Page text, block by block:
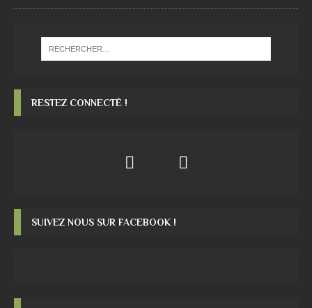
RESTEZ CONNECTÉ !
SUIVEZ NOUS SUR FACEBOOK !